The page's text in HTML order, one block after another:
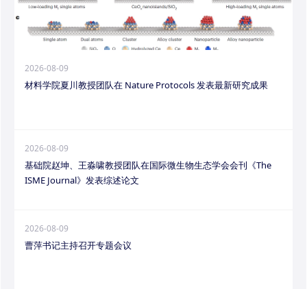
2026-08-09
材料学院夏川教授团队在 Nature Protocols 发表最新研究成果
2026-08-09
基础院赵坤、王淼啸教授团队在国际微生物生态学会会刊《The
ISME Journal》发表综述论文
2026-08-09
曹萍书记主持召开专题会议